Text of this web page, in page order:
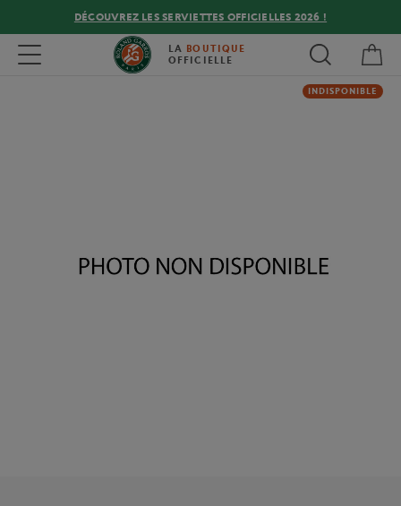
DÉCOUVREZ LES SERVIETTES OFFICIELLES 2026 !
Toggle navigation LA BOUTIQUE
OFFICIELLE
INDISPONIBLE